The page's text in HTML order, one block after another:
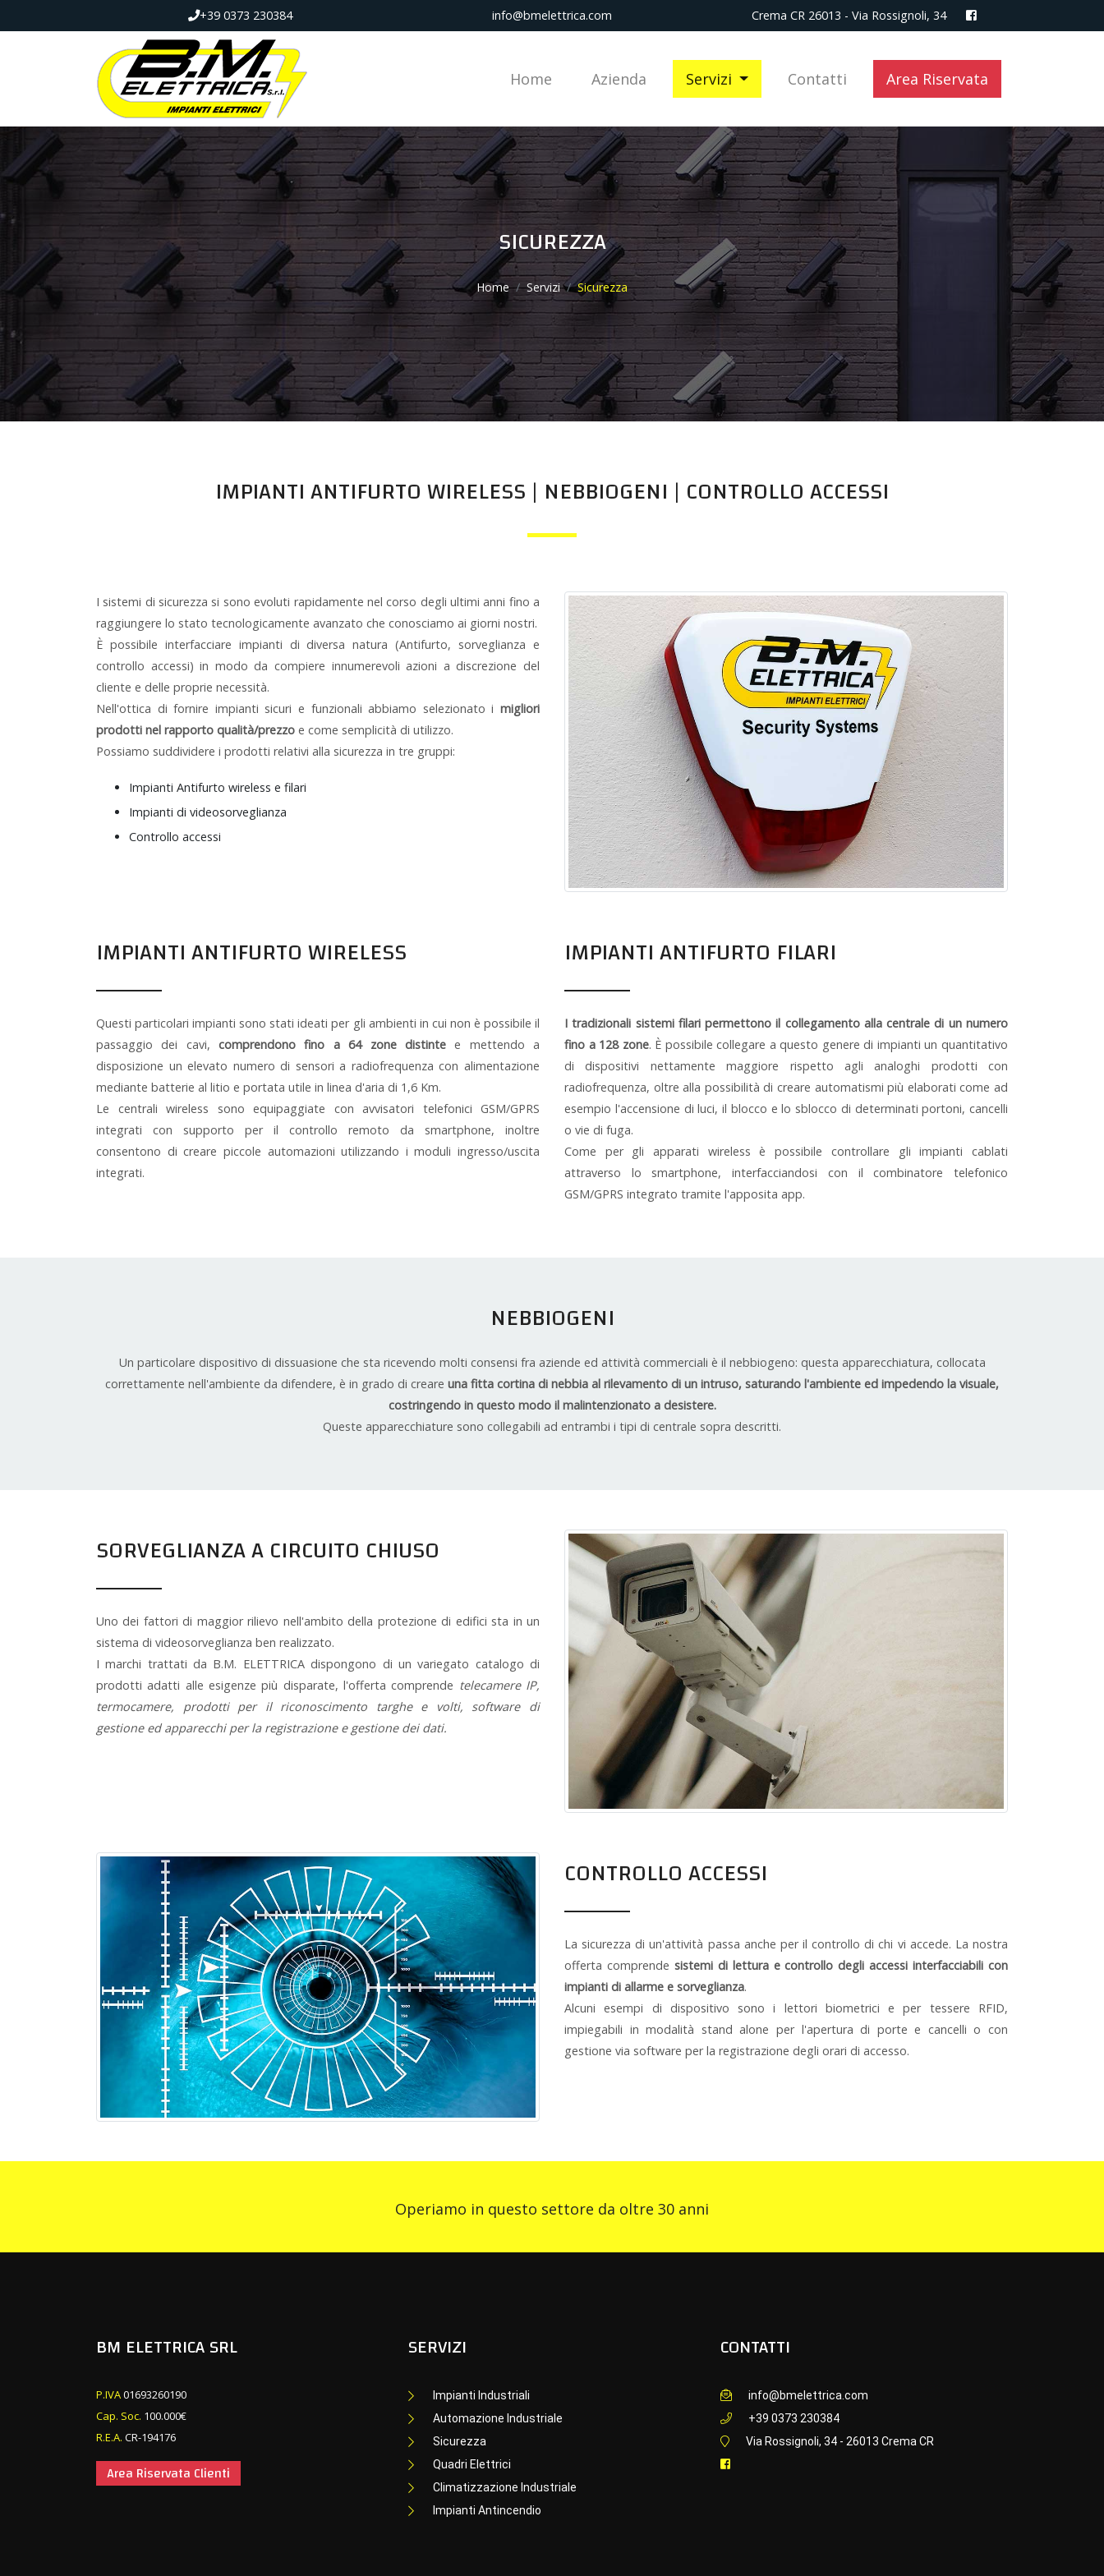
+39 0373 230384 info@bmelettrica.com Crema CR 26013 - Via Rossignoli, 34
Home Azienda Servizi Contatti Area Riservata
SICUREZZA
Home Servizi Sicurezza
IMPIANTI ANTIFURTO WIRELESS | NEBBIOGENI | CONTROLLO ACCESSI
I sistemi di sicurezza si sono evoluti rapidamente nel corso degli ultimi anni fino a
raggiungere lo stato tecnologicamente avanzato che conosciamo ai giorni nostri.
È possibile interfacciare impianti di diversa natura (Antifurto, sorveglianza e
controllo accessi) in modo da compiere innumerevoli azioni a discrezione del
cliente e delle proprie necessità.
Nell'ottica di fornire impianti sicuri e funzionali abbiamo selezionato i migliori
prodotti nel rapporto qualità/prezzo e come semplicità di utilizzo.
Possiamo suddividere i prodotti relativi alla sicurezza in tre gruppi:
Impianti Antifurto wireless e filari
Impianti di videosorveglianza
Controllo accessi
IMPIANTI ANTIFURTO WIRELESS
Questi particolari impianti sono stati ideati per gli ambienti in cui non è possibile il
passaggio dei cavi,comprendono fino a 64 zone distintee mettendo a
disposizione un elevato numero di sensori a radiofrequenza con alimentazione
mediante batterie al litio e portata utile in linea d'aria di 1,6 Km.
Le centrali wireless sono equipaggiate con avvisatori telefonici GSM/GPRS
integrati con supporto per il controllo remoto da smartphone, inoltre
consentono di creare piccole automazioni utilizzando i moduli ingresso/uscita
integrati.
IMPIANTI ANTIFURTO FILARI
I tradizionali sistemi filari permettono il collegamento alla centrale di un numero
fino a 128 zone. È possibile collegare a questo genere di impianti un quantitativo
di dispositivi nettamente maggiore rispetto agli analoghi prodotti con
radiofrequenza, oltre alla possibilità di creare automatismi più elaborati come ad
esempio l'accensione di luci, il blocco e lo sblocco di determinati portoni, cancelli
o vie di fuga.
Come per gli apparati wireless è possibile controllare gli impianti cablati
attraverso lo smartphone, interfacciandosi con il combinatore telefonico
GSM/GPRS integrato tramite l'apposita app.
NEBBIOGENI
Un particolare dispositivo di dissuasione che sta ricevendo molti consensi fra aziende ed attività commerciali è il nebbiogeno: questa apparecchiatura, collocata
correttamente nell'ambiente da difendere, è in grado di creare una fitta cortina di nebbia al rilevamento di un intruso, saturando l'ambiente ed impedendo la visuale,
costringendo in questo modo il malintenzionato a desistere.
Queste apparecchiature sono collegabili ad entrambi i tipi di centrale sopra descritti.
SORVEGLIANZA A CIRCUITO CHIUSO
Uno dei fattori di maggior rilievo nell'ambito della protezione di edifici sta in un
sistema di videosorveglianza ben realizzato.
I marchi trattati da B.M. ELETTRICA dispongono di un variegato catalogo di
prodotti adatti alle esigenze più disparate, l'offerta comprende telecamere IP,
termocamere, prodotti per il riconoscimento targhe e volti, software di
gestione ed apparecchi per la registrazione e gestione dei dati.
CONTROLLO ACCESSI
La sicurezza di un'attività passa anche per il controllo di chi vi accede. La nostra
offerta comprende sistemi di lettura e controllo degli accessi interfacciabili con
impianti di allarme e sorveglianza.
Alcuni esempi di dispositivo sono i lettori biometrici e per tessere RFID,
impiegabili in modalità stand alone per l'apertura di porte e cancelli o con
gestione via software per la registrazione degli orari di accesso.
Operiamo in questo settore da oltre 30 anni
BM ELETTRICA SRL
P.IVA01693260190
Cap. Soc. 100.000€
R.E.A. CR-194176
Area Riservata Clienti
SERVIZI
Impianti Industriali
Automazione Industriale
Sicurezza
Quadri Elettrici
Climatizzazione Industriale
Impianti Antincendio
CONTATTI
info@bmelettrica.com
+39 0373 230384
Via Rossignoli, 34 - 26013 Crema CR